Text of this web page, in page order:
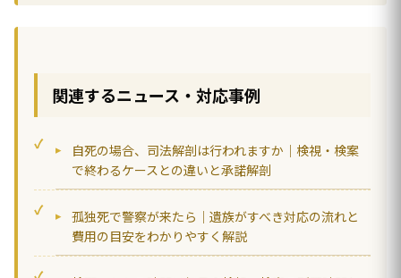
関連するニュース・対応事例
自死の場合、司法解剖は行われますか｜検視・検案
で終わるケースとの違いと承諾解剖
孤独死で警察が来たら｜遺族がすべき対応の流れと
費用の目安をわかりやすく解説